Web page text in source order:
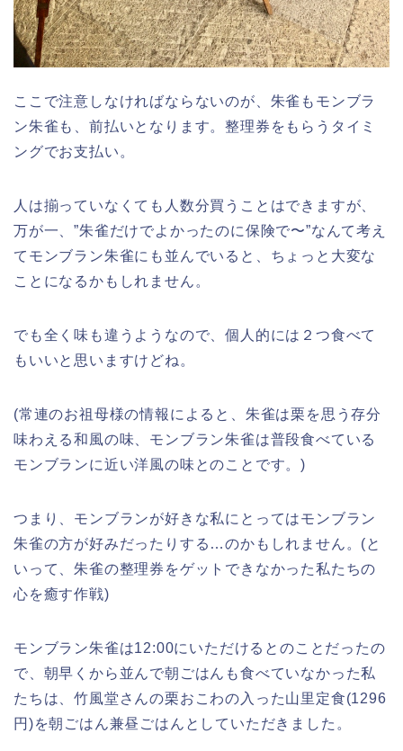
ここで注意しなければならないのが、朱雀もモンブラ
ン朱雀も、前払いとなります。整理券をもらうタイミ
ングでお支払い。
人は揃っていなくても人数分買うことはできますが、
万が一、”朱雀だけでよかったのに保険で〜”なんて考え
てモンブラン朱雀にも並んでいると、ちょっと大変な
ことになるかもしれません。
でも全く味も違うようなので、個人的には２つ食べて
もいいと思いますけどね。
(常連のお祖母様の情報によると、朱雀は栗を思う存分
味わえる和風の味、モンブラン朱雀は普段食べている
モンブランに近い洋風の味とのことです。)
つまり、モンブランが好きな私にとってはモンブラン
朱雀の方が好みだったりする…のかもしれません。(と
いって、朱雀の整理券をゲットできなかった私たちの
心を癒す作戦)
モンブラン朱雀は12:00にいただけるとのことだったの
で、朝早くから並んで朝ごはんも食べていなかった私
たちは、竹風堂さんの栗おこわの入った山里定食(1296
円)を朝ごはん兼昼ごはんとしていただきました。